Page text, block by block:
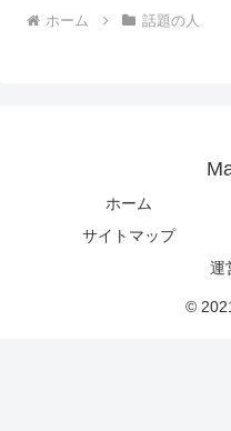
ホーム 話題の人
ホーム
サイトマップ
運
©